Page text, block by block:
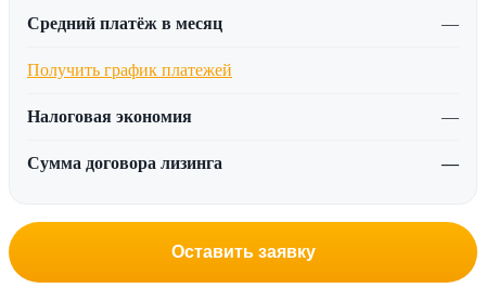
Средний платёж в месяц —
Получить график платежей
Налоговая экономия —
Сумма договора лизинга —
Оставить заявку